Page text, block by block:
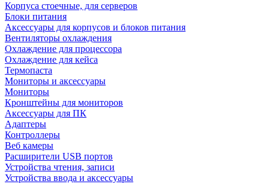
Корпуса стоечные, для серверов
Блоки питания
Аксессуары для корпусов и блоков питания
Вентиляторы охлаждения
Охлаждение для процессора
Охлаждение для кейса
Термопаста
Мониторы и аксессуары
Мониторы
Кронштейны для мониторов
Аксессуары для ПК
Адаптеры
Контроллеры
Веб камеры
Расширители USB портов
Устройства чтения, записи
Устройства ввода и аксессуары